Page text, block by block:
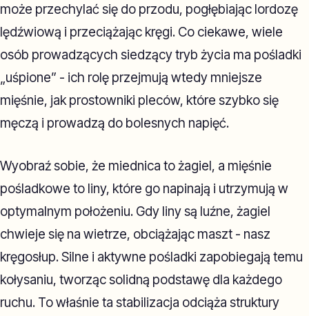
może przechylać się do przodu, pogłębiając lordozę
lędźwiową i przeciążając kręgi. Co ciekawe, wiele
osób prowadzących siedzący tryb życia ma pośladki
„uśpione” - ich rolę przejmują wtedy mniejsze
mięśnie, jak prostowniki pleców, które szybko się
męczą i prowadzą do bolesnych napięć.
Wyobraź sobie, że miednica to żagiel, a mięśnie
pośladkowe to liny, które go napinają i utrzymują w
optymalnym położeniu. Gdy liny są luźne, żagiel
chwieje się na wietrze, obciążając maszt - nasz
kręgosłup. Silne i aktywne pośladki zapobiegają temu
kołysaniu, tworząc solidną podstawę dla każdego
ruchu. To właśnie ta stabilizacja odciąża struktury